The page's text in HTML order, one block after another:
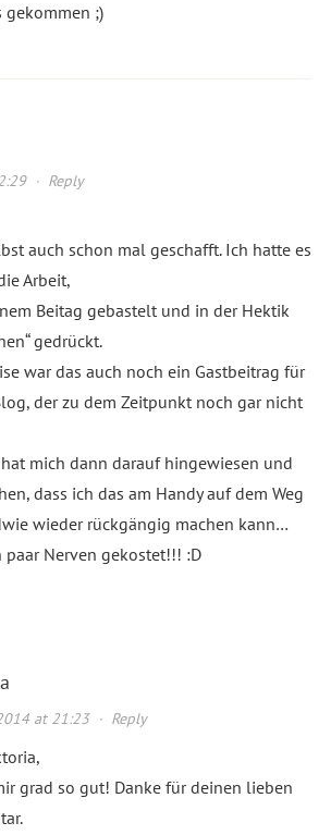
gekommen ;)
· Reply
auch schon mal geschafft. Ich hatte es
Arbeit,
Beitag gebastelt und in der Hektik
gedrückt.
war das auch noch ein Gastbeitrag für
der zu dem Zeitpunkt noch gar nicht
mich dann darauf hingewiesen und
dass ich das am Handy auf dem Weg
wieder rückgängig machen kann…
paar Nerven gekostet!!! :D
at 21:23· Reply
grad so gut! Danke für deinen lieben